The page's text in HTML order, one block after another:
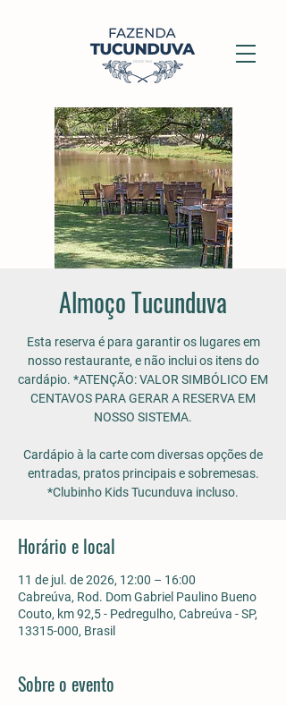
Almoço Tucunduva
Esta reserva é para garantir os lugares em
nosso restaurante, e não inclui os itens do
cardápio. *ATENÇÃO: VALOR SIMBÓLICO EM
CENTAVOS PARA GERAR A RESERVA EM
NOSSO SISTEMA.
Cardápio à la carte com diversas opções de
entradas, pratos principais e sobremesas.
*Clubinho Kids Tucunduva incluso.
Horário e local
11 de jul. de 2026, 12:00 – 16:00
Cabreúva, Rod. Dom Gabriel Paulino Bueno
Couto, km 92,5 - Pedregulho, Cabreúva - SP,
13315-000, Brasil
Sobre o evento